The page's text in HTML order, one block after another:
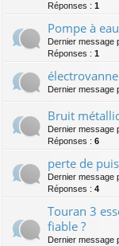
Réponses : 1
Pompe à
Dernier message
Réponses : 1
électrovanne
Dernier message
Bruit
Dernier message
Réponses : 6
perte de
Dernier message
Réponses : 4
Touran 3
fiable ?
Dernier message